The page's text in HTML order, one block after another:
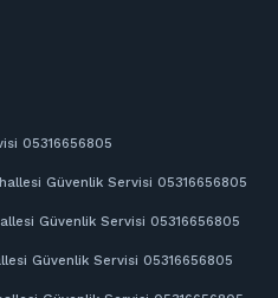
05316656805
Güvenlik Servisi 05316656805
Güvenlik Servisi 05316656805
Güvenlik Servisi 05316656805